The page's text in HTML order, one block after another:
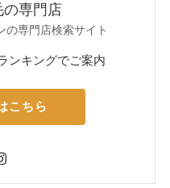
の専門店
の専門店検索サイト
ンキングでご案内
こちら